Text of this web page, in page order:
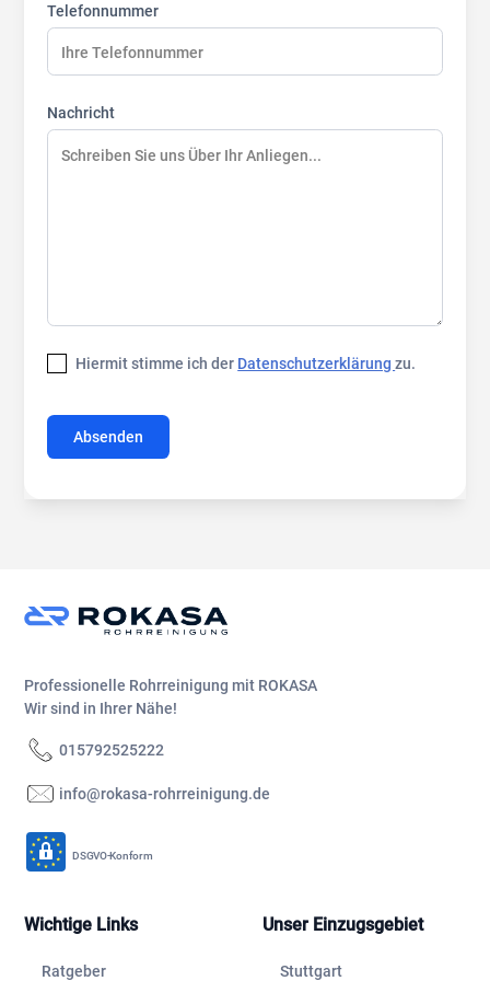
Telefonnummer
Nachricht
Hiermit stimme ich der Datenschutzerklärungzu.
Professionelle Rohrreinigung mit ROKASA
Wir sind in Ihrer Nähe!
015792525222
info@rokasa-rohrreinigung.de
DSGVO-Konform
Wichtige Links
Ratgeber
Unser Einzugsgebiet
Stuttgart